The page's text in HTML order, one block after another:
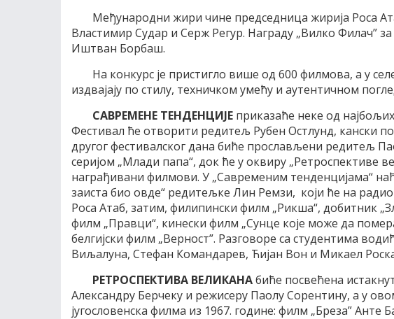
Међународни жири чине председница жирија Роса
Властимир Судар и Серж Регур. Награду „Вилко Филач”
Иштван Борбаш.
На конкурс је пристигло више од 600 филмова, а у
издвајају по стилу, техничком умећу и аутентичном
САВРЕМЕНЕ ТЕНДЕНЦИЈЕ приказаће неке од
Фестивал ће отворити редитељ Рубен Остлунд, кански
другог фестивалског дана биће прослављени редитељ
серијом „Млади папа“, док ће у оквиру „Ретроспективе
награђивани филмови. У „Савременим тенденцијама“
заиста био овде“ редитељке Лин Ремзи, који ће на
Роса Атаб, затим, филипински филм „Рикша“, добитник
филм „Правци“, кинески филм „Сунце које може да
белгијски филм „Верност”. Разговоре са студентима
Виљалуна, Стефан Командарев, Ћијан Вон и Микаел
РЕТРОСПЕКТИВА ВЕЛИКАНАбиће посвећена
Александру Берчеку и режисеру Паолу Сорентину, а у
југословенска филма из 1967. године: филм „Бреза” Анте